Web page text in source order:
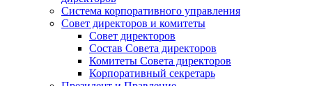
Система корпоративного управления
Совет директоров и комитеты
Совет директоров
Состав Совета директоров
Комитеты Совета директоров
Корпоративный секретарь